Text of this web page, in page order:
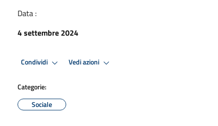
Data :
4 settembre 2024
Condividi Vedi azioni
Categorie:
Sociale